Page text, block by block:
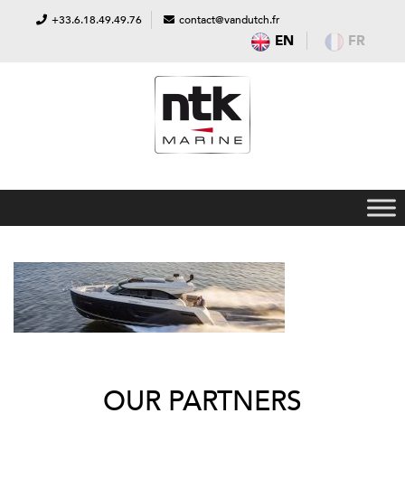
+33.6.18.49.49.76 contact@vandutch.fr
EN FR
OUR PARTNERS